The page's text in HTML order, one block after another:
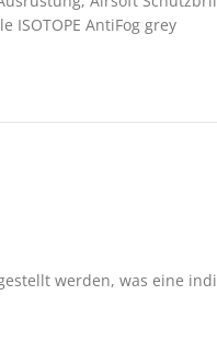
ISOTOPE AntiFog grey
werden, was eine